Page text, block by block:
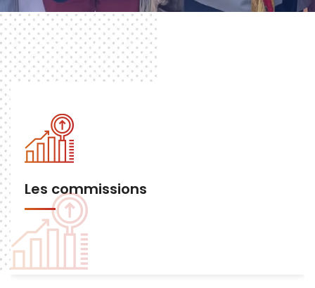
Les commissions